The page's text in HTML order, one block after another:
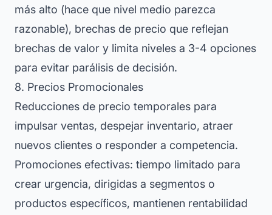
más alto (hace que nivel medio parezca
razonable), brechas de precio que reflejan
brechas de valor y limita niveles a 3-4 opciones
para evitar parálisis de decisión.
8. Precios Promocionales
Reducciones de precio temporales para
impulsar ventas, despejar inventario, atraer
nuevos clientes o responder a competencia.
Promociones efectivas: tiempo limitado para
crear urgencia, dirigidas a segmentos o
productos específicos, mantienen rentabilidad